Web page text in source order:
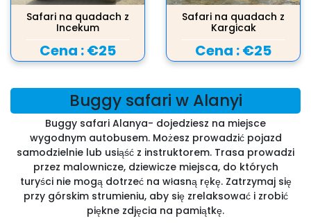
Safari na quadach z
Incekum
Cena :€25
Safari na quadach z
Kargicak
Cena :€25
Buggy safari w Alanyi
Buggy safari Alanya- dojedziesz na miejsce
wygodnym autobusem. Możesz prowadzić pojazd
samodzielnie lub usiąść z instruktorem. Trasa prowadzi
przez malownicze, dziewicze miejsca, do których
turyści nie mogą dotrzeć na własną rękę. Zatrzymaj się
przy górskim strumieniu, aby się zrelaksować i zrobić
piękne zdjęcia na pamiątkę.